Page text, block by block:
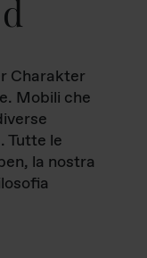
Charakter
Mobili che
Tutte le
la nostra